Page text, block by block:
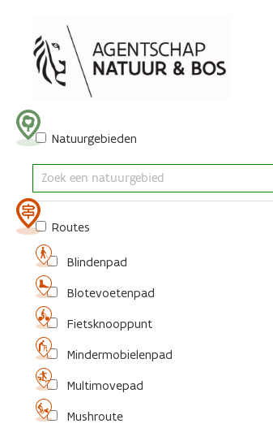
Acties
Natuurgebieden
Routes
Blindenpad
Blotevoetenpad
Fietsknooppunt
Mindermobielenpad
Multimovepad
Mushroute